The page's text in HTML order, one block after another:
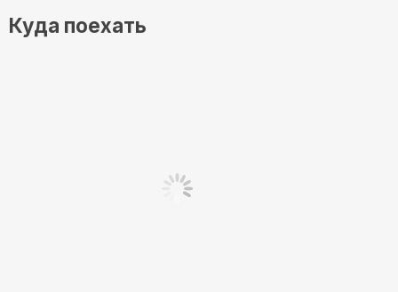
Куда поехать